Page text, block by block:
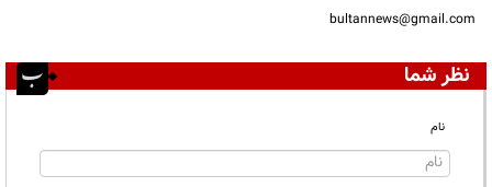
bultannews@gmail.com
نظر شما
نام